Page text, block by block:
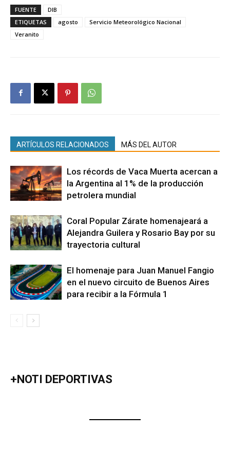
FUENTE
DIB
ETIQUETAS
agosto
Servicio Meteorológico Nacional
Veranito
ARTÍCULOS RELACIONADOS MÁS DEL AUTOR
Los récords de Vaca Muerta acercan a
la Argentina al 1% de la producción
petrolera mundial
Coral Popular Zárate homenajeará a
Alejandra Guilera y Rosario Bay por su
trayectoria cultural
El homenaje para Juan Manuel Fangio
en el nuevo circuito de Buenos Aires
para recibir a la Fórmula 1
+NOTI DEPORTIVAS